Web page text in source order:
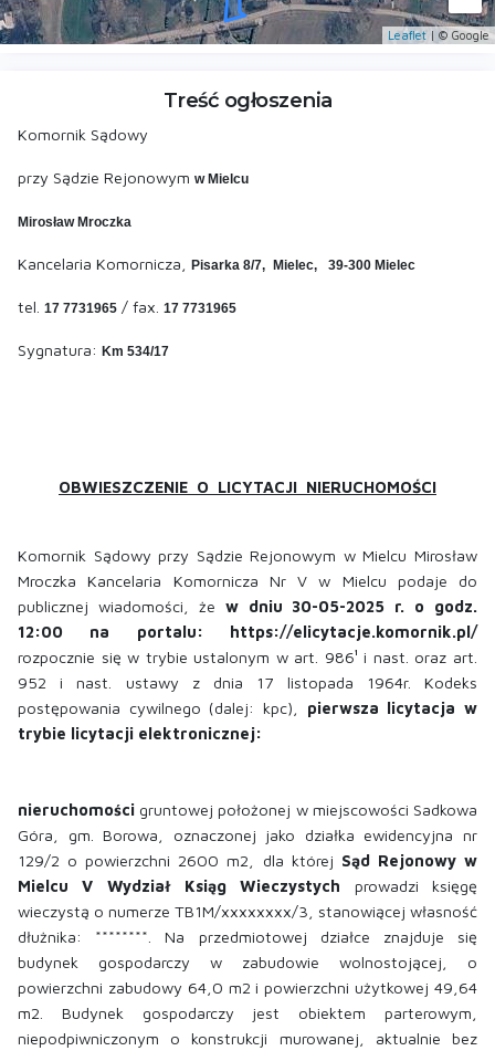
Leaflet | © Google
Treść ogłoszenia
Komornik Sądowy
przy Sądzie Rejonowym w Mielcu
Mirosław Mroczka
Kancelaria Komornicza, Pisarka 8/7, Mielec, 39-300 Mielec
tel. 17 7731965 / fax. 17 7731965
Sygnatura: Km 534/17
OBWIESZCZENIE O LICYTACJI NIERUCHOMOŚCI
Komornik Sądowy przy Sądzie Rejonowym w Mielcu Mirosław
Mroczka Kancelaria Komornicza Nr V w Mielcu podaje do
publicznej wiadomości, że w dniu 30-05-2025 r. o godz.
12:00 na portalu: https://elicytacje.komornik.pl/
rozpocznie się w trybie ustalonym w art. 986¹ i nast. oraz art.
952 i nast. ustawy z dnia 17 listopada 1964r. Kodeks
postępowania cywilnego (dalej: kpc), pierwsza licytacja w
trybie licytacji elektronicznej:
nieruchomości gruntowej położonej w miejscowości Sadkowa
Góra, gm. Borowa, oznaczonej jako działka ewidencyjna nr
129/2 o powierzchni 2600 m2, dla której Sąd Rejonowy w
Mielcu V Wydział Ksiąg Wieczystych prowadzi księgę
wieczystą o numerze TB1M/xxxxxxxx/3, stanowiącej własność
dłużnika: ********. Na przedmiotowej działce znajduje się
budynek gospodarczy w zabudowie wolnostojącej, o
powierzchni zabudowy 64,0 m2 i powierzchni użytkowej 49,64
m2. Budynek gospodarczy jest obiektem parterowym,
niepodpiwniczonym o konstrukcji murowanej, aktualnie bez